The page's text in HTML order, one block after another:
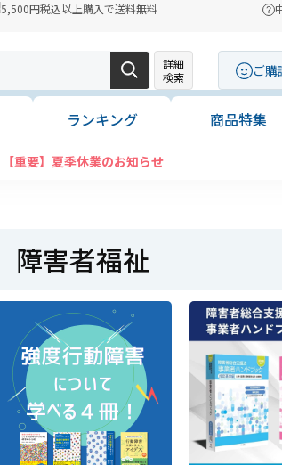
5,500円税込以上購入で送料無料
詳細
検索
ご
ランキング 商品特集
【重要】夏季休業のお知らせ
障害者福祉